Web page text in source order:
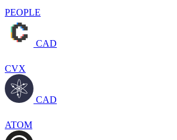
PEOPLE
CAD
CVX
CAD
ATOM